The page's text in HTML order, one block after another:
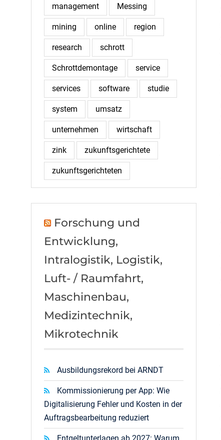
management Messing
mining online region
research schrott
Schrottdemontage service
services software studie
system umsatz
unternehmen wirtschaft
zink zukunftsgerichtete
zukunftsgerichteten
Forschung und
Entwicklung,
Intralogistik, Logistik,
Luft- / Raumfahrt,
Maschinenbau,
Medizintechnik,
Mikrotechnik
Ausbildungsrekord bei ARNDT
Kommissionierung per App: Wie
Digitalisierung Fehler und Kosten in der
Auftragsbearbeitung reduziert